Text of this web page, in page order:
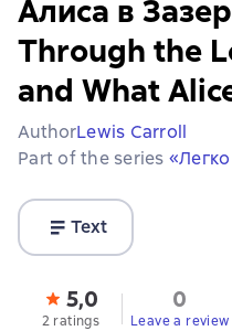
Алиса в
Through the
and What
AuthorLewis Carroll
Part of the series
Text
5,0
2 ratings
0
Leave a review